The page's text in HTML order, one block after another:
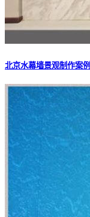
北京水幕墙景观制作案例